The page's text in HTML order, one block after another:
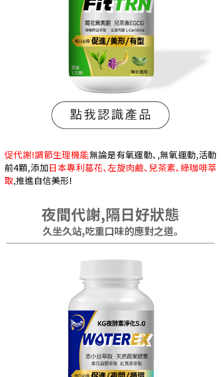
促代謝!調節生理機能無論是有氧運動､,無氧運動,活動
前4顆,添加日本專利葛花､左旋肉鹼､兒茶素､綠咖啡萃
取,推進自信美形!
夜間代謝,隔日好狀態
久坐久站,吃重口味的應對之道｡